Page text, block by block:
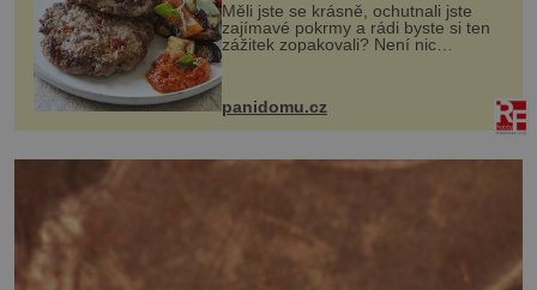
Měli jste se krásně, ochutnali jste
zajímavé pokrmy a rádi byste si ten
zážitek zopakovali? Není nic
snazšího. Pljeskavica (10 porcí)
Možná jste ji ochutnali na dovolené v
panidomu.cz